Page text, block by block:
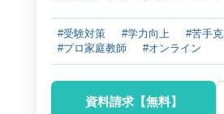
#受験対策 #学力向上 #苦手
#プロ家庭教師
#オンライン
資料請求【無料】